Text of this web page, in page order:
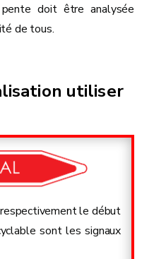
doit être analysée
de tous.
utiliser
le début
sont les signaux